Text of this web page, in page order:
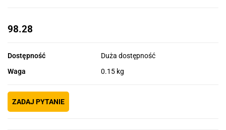
98.28
Dostępność
Duża dostępność
Waga
0.15 kg
ZADAJ PYTANIE